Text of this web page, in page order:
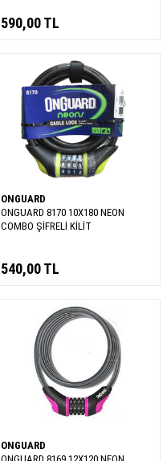
590,00TL
ONGUARD
ONGUARD 8170 10X180 NEON
COMBO ŞİFRELİ KİLİT
540,00TL
ONGUARD